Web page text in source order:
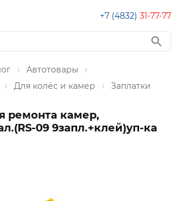
+7 (4832) 31-77-77
Автотовары
Для колёс и камер Заплатки
ремонта камер,
09 9запл.+клей)уп-ка